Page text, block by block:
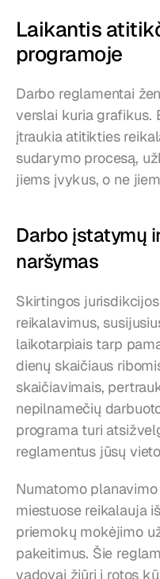
Laikantis
programoje
Darbo reglamentai
verslai kuria grafikus.
įtraukia atitikties
sudarymo procesą,
jiems įvykus, o ne
Darbo įstatymų
naršymas
Skirtingos
reikalavimus,
laikotarpiais tarp
dienų skaičiaus
skaičiavimais,
nepilnamečių
programa turi
reglamentus jūsų
Numatomo
miestuose reikalauja
priemokų mokėjimo
pakeitimus. Šie
vadovai žiūri į rotos